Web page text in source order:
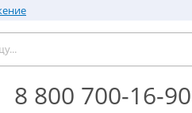
8 800 700-16-90